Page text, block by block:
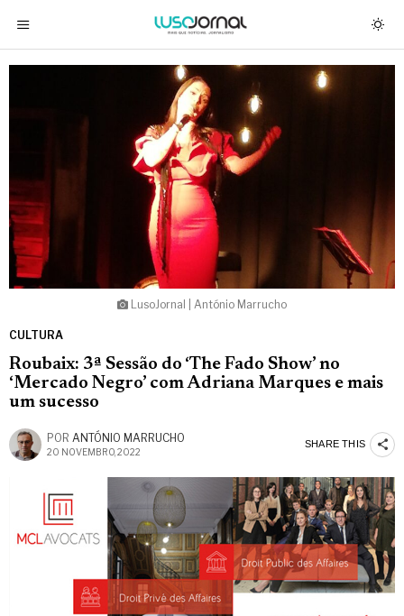
LusoJornal | António Marrucho
CULTURA
Roubaix: 3ª Sessão do ‘The Fado Show’ no
‘Mercado Negro’ com Adriana Marques e mais
um sucesso
POR ANTÓNIO MARRUCHO
20 NOVEMBRO, 2022
SHARE THIS